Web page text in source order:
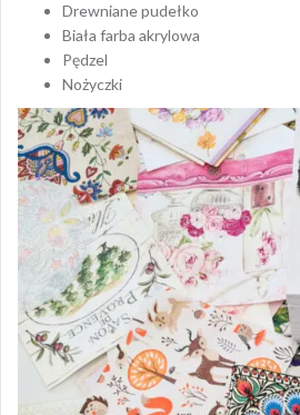
Drewniane pudełko
Biała farba akrylowa
Pędzel
Nożyczki